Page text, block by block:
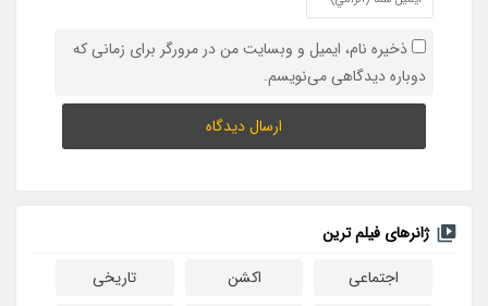
ذخیره نام، ایمیل و وبسایت من در مرورگر برای زمانی که
دوباره دیدگاهی می‌نویسم.
ژانرهای فیلم ترین
اجتماعی
اکشن
تاریخی